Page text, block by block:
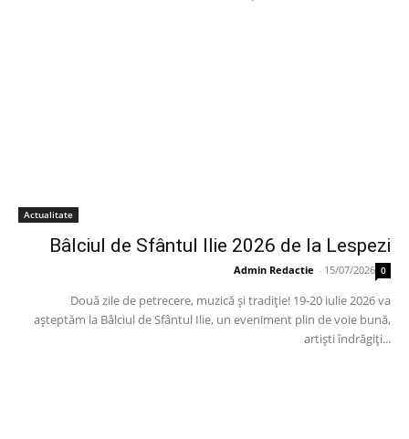
Actualitate
Bâlciul de Sfântul Ilie 2026 de la Lespezi
Admin Redactie - 15/07/2026 0
Două zile de petrecere, muzică și tradiție! 19-20 iulie 2026 va
așteptăm la Bâlciul de Sfântul Ilie, un eveniment plin de voie bună,
artiști îndrăgiți...